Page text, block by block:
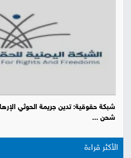
شبكة حقوقية: تدين جريمة الحوثي
شحن ...
الأكثر قراءة